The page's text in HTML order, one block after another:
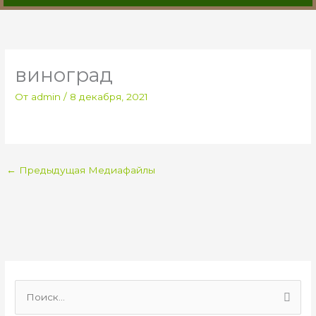
виноград
От admin/ 8 декабря, 2021
← Предыдущая Медиафайлы